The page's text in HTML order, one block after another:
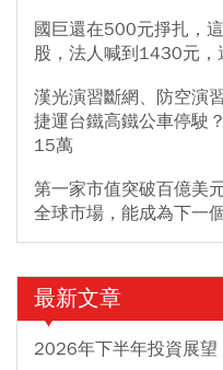
國巨還在500元掙扎，
股，法人喊到1430元，
漢光演習斷網、防空演
捷運台鐵高鐵公車停駛
15萬
第一家市值突破百億美
全球市場，能成為下一
最新文章
2026年下半年投資展